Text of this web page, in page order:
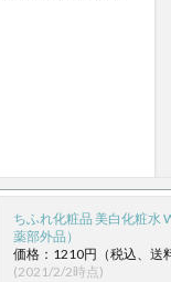
ちふれ化粧品 美白化粧水
薬部外品）
価格：1210円（税込、送
(2021/2/2時点)